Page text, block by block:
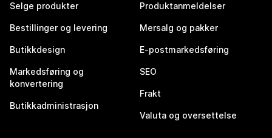
Selge produkter
Bestillinger og levering
Butikkdesign
Markedsføring og
konvertering
Butikkadministrasjon
Produktanmeldelser
Mersalg og pakker
E-postmarkedsføring
SEO
Frakt
Valuta og oversettelse